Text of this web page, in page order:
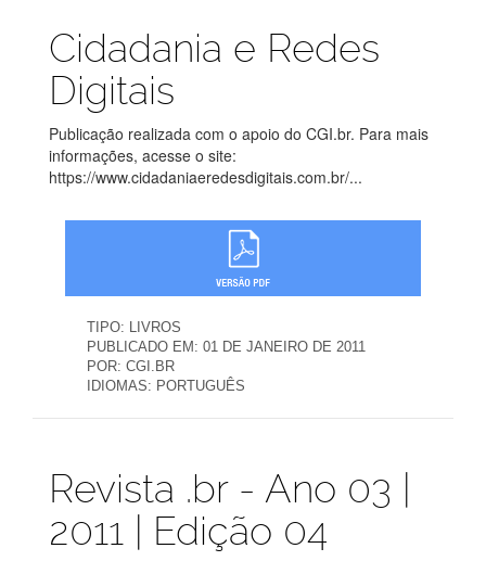
Publicações
Cidadania e Redes
Digitais
Publicação realizada com o apoio do CGI.br. Para mais
informações, acesse o site:
https://www.cidadaniaeredesdigitais.com.br/...
TIPO: LIVROS
PUBLICADO EM: 01 DE JANEIRO DE 2011
POR: CGI.BR
IDIOMAS: PORTUGUÊS
Publicações
Revista .br - Ano 03 |
2011 | Edição 04